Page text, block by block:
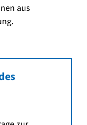
aus